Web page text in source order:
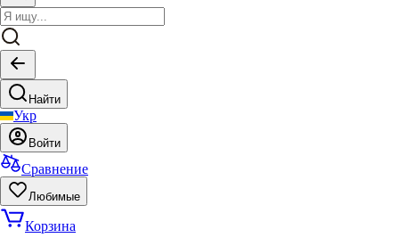
Найти
Укр
Войти
Сравнение
Любимые
Корзина